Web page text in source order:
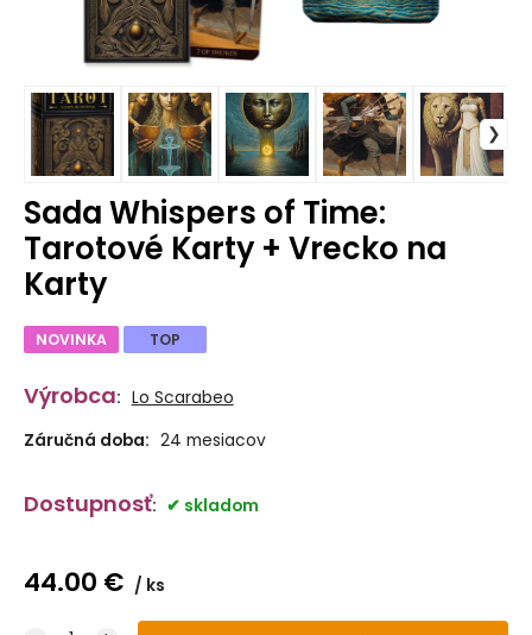
Sada Whispers of Time:
Tarotové Karty + Vrecko na
Karty
NOVINKA TOP
Výrobca: Lo Scarabeo
Záručná doba: 24 mesiacov
Dostupnosť: skladom
44.00 € ks